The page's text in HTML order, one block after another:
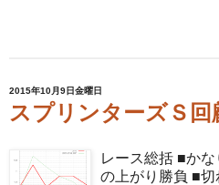
2015年10月9日金曜日
スプリンターズＳ回
レース総括 ■か
の上がり勝負 ■